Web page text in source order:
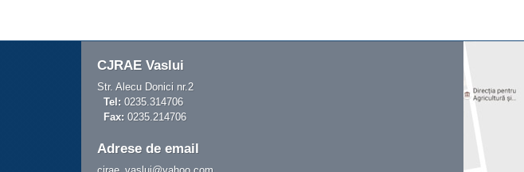
CJRAE Vaslui
Str. Alecu Donici nr.2
Tel: 0235.314706
Fax: 0235.214706
Adrese de email